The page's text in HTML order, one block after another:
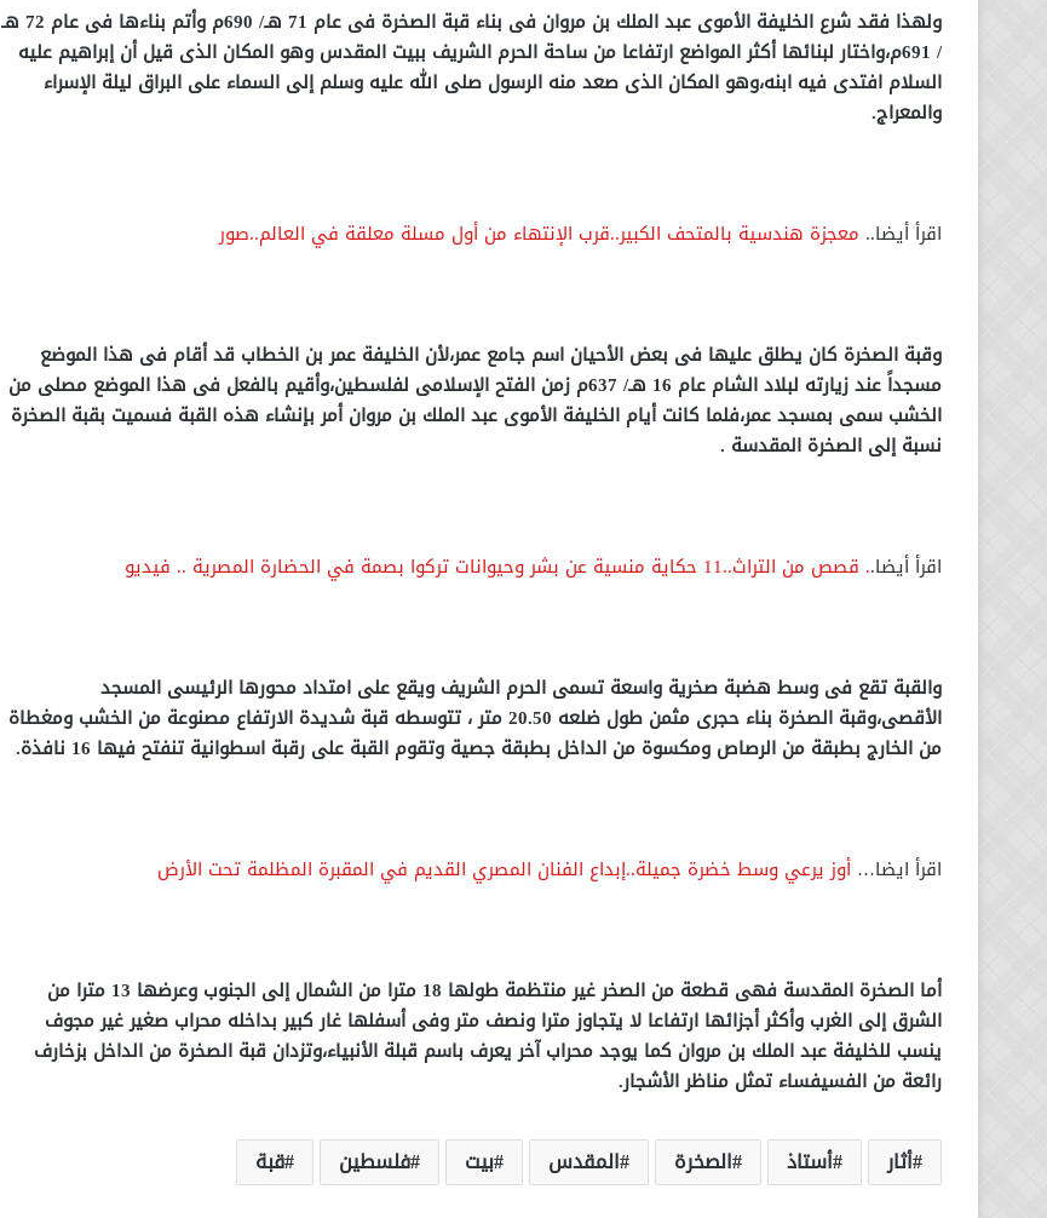
ولهذا فقد شرع الخليفة الأموى عبد الملك بن مروان فى بناء قبة الصخرة فى عام 71 هـ/ 690م وأتم بناءها فى عام 72 هـ
/ 691م،واختار لبنائها أكثر المواضع ارتفاعا من ساحة الحرم الشريف ببيت المقدس وهو المكان الذى قيل أن إبراهيم عليه
السلام افتدى فيه ابنه،وهو المكان الذى صعد منه الرسول صلى الله عليه وسلم إلى السماء على البراق ليلة الإسراء
والمعراج.
اقرأ أيضا.. معجزة هندسية بالمتحف الكبير..قرب الإنتهاء من أول مسلة معلقة في العالم..صور
وقبة الصخرة كان يطلق عليها فى بعض الأحيان اسم جامع عمر،لأن الخليفة عمر بن الخطاب قد أقام فى هذا الموضع
مسجداً عند زيارته لبلاد الشام عام 16 هـ/ 637م زمن الفتح الإسلامى لفلسطين،وأقيم بالفعل فى هذا الموضع مصلى من
الخشب سمى بمسجد عمر،فلما كانت أيام الخليفة الأموى عبد الملك بن مروان أمر بإنشاء هذه القبة فسميت بقبة الصخرة
نسبة إلى الصخرة المقدسة .
اقرأ أيضا.. قصص من التراث..11 حكاية منسية عن بشر وحيوانات تركوا بصمة في الحضارة المصرية .. فيديو
والقبة تقع فى وسط هضبة صخرية واسعة تسمى الحرم الشريف ويقع على امتداد محورها الرئيسى المسجد
الأقصى،وقبة الصخرة بناء حجرى مثمن طول ضلعه 20.50 متر ، تتوسطه قبة شديدة الارتفاع مصنوعة من الخشب ومغطاة
من الخارج بطبقة من الرصاص ومكسوة من الداخل بطبقة جصية وتقوم القبة على رقبة اسطوانية تنفتح فيها 16 نافذة.
اقرأ ايضا… أوز يرعي وسط خضرة جميلة..إبداع الفنان المصري القديم في المقبرة المظلمة تحت الأرض
أما الصخرة المقدسة فهى قطعة من الصخر غير منتظمة طولها 18 مترا من الشمال إلى الجنوب وعرضها 13 مترا من
الشرق إلى الغرب وأكثر أجزائها ارتفاعا لا يتجاوز مترا ونصف متر وفى أسفلها غار كبير بداخله محراب صغير غير مجوف
ينسب للخليفة عبد الملك بن مروان كما يوجد محراب آخر يعرف باسم قبلة الأنبياء،وتزدان قبة الصخرة من الداخل بزخارف
رائعة من الفسيفساء تمثل مناظر الأشجار.
أثار أستاذ الصخرة المقدس بيت فلسطين قبة